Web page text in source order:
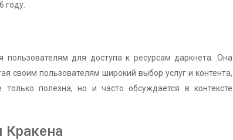
году.
пользователям для доступа к ресурсам даркнета. Она
своим пользователям широкий выбор услуг и контента,
полезна, но и часто обсуждается в контексте
Кракена